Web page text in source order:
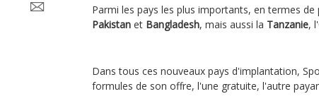
Parmi les pays les plus importants, en termes
Pakistan et Bangladesh, mais aussi la Tanzanie, l'
Dans tous ces nouveaux pays d'implantation,
formules de son offre, l'une gratuite, l'autre